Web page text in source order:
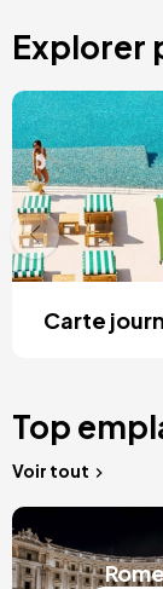
Explorer
Carte
Top
Voir tout
Image